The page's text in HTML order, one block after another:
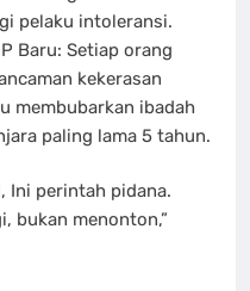
pelaku intoleransi.
Baru: Setiap orang
kekerasan
membubarkan ibadah
paling lama 5 tahun.
Ini perintah pidana.
bukan menonton,”